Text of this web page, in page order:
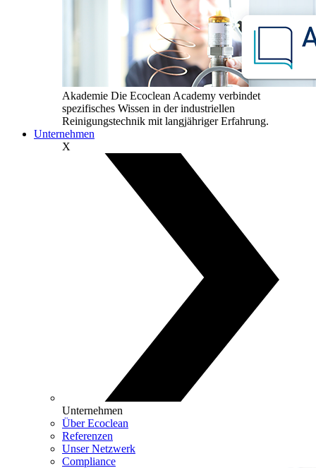
Akademie Die Ecoclean Academy verbindet
spezifisches Wissen in der industriellen
Reinigungstechnik mit langjähriger Erfahrung.
Unternehmen
X
Unternehmen
Über Ecoclean
Referenzen
Unser Netzwerk
Compliance